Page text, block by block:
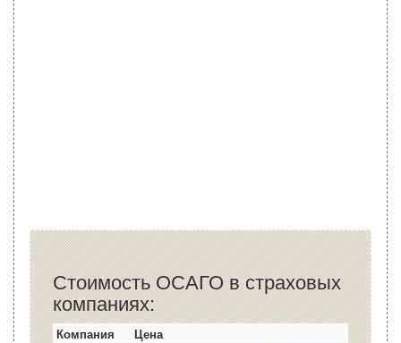
Стоимость ОСАГО в страховых
компаниях:
Компания
Цена